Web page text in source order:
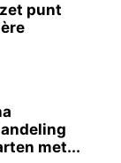
punt
met...